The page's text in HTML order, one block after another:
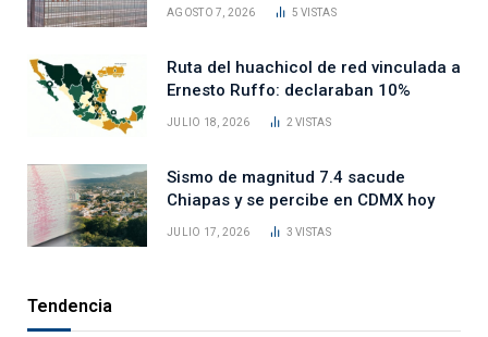
AGOSTO 7, 2026 5VISTAS
Ruta del huachicol de red vinculada a
Ernesto Ruffo: declaraban 10%
JULIO 18, 2026 2VISTAS
Sismo de magnitud 7.4 sacude
Chiapas y se percibe en CDMX hoy
JULIO 17, 2026 3VISTAS
Tendencia